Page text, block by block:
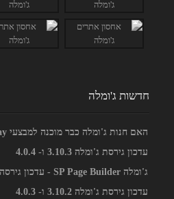
חדשות ג'ומלה
האם חנות ג'ומלה כבר מוכנה למבצעי Black Friday?
עדכון גירסת ג'ומלה 3.10.3 ו- 4.0.4
ג'ומלה SP Page Builder - עדכון גירסה
עדכון גירסת ג'ומלה 3.10.2 ו- 4.0.3